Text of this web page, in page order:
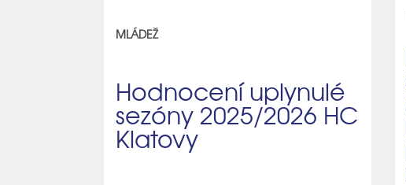
MLÁDEŽ
Hodnocení uplynulé
sezóny 2025/2026 HC
Klatovy